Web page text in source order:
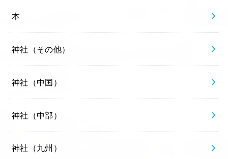
本
神社（その他）
神社（中国）
神社（中部）
神社（九州）